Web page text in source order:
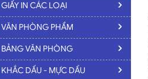
GIẤY IN CÁC LOẠI
VĂN PHÒNG PHẨM
BẢNG VĂN PHÒNG
KHẮC DẤU - MỰC DẤU